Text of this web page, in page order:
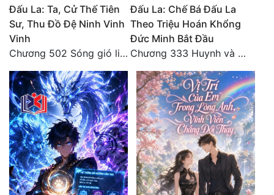
Đấu La: Ta, Cử Thế Tiên
Sư, Thu Đồ Đệ Ninh Vinh
Vinh
Chương 502 Sóng gió liên hồi, nguy cơ sinh nở của Ninh Vinh Vinh [HẾT]
Đấu La: Chế Bá Đấu La
Theo Triệu Hoán Khổng
Đức Minh Bắt Đầu
Chương 333 Huynh và đệ, thần và quân